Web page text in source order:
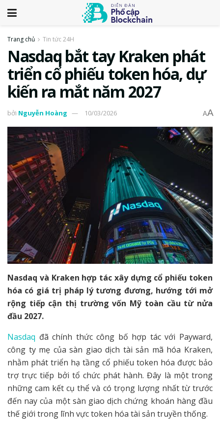
Trang chủ Tin tức 24H
Nasdaq bắt tay Kraken phát
triển cổ phiếu token hóa, dự
kiến ra mắt năm 2027
bởi Nguyễn Hoàng 10/03/2026 AA
Nasdaq và Kraken hợp tác xây dựng cổ phiếu token
hóa có giá trị pháp lý tương đương, hướng tới mở
rộng tiếp cận thị trường vốn Mỹ toàn cầu từ nửa
đầu 2027.
Nasdaq đã chính thức công bố hợp tác với Payward,
công ty mẹ của sàn giao dịch tài sản mã hóa Kraken,
nhằm phát triển hạ tầng cổ phiếu token hóa được bảo
trợ trực tiếp bởi tổ chức phát hành. Đây là một trong
những cam kết cụ thể và có trọng lượng nhất từ trước
đến nay của một sàn giao dịch chứng khoán hàng đầu
thế giới trong lĩnh vực token hóa tài sản truyền thống.